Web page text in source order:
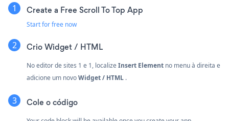
Create a Free Scroll To Top App
Start for free now
CrioWidget / HTML
No editor de sites 1 e 1, localizeInsert Element no menu à direita e
adicione um novoWidget / HTML .
Cole o código